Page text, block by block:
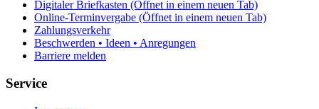
Digitaler Briefkasten (Öffnet in einem neuen Tab)
Online-Terminvergabe (Öffnet in einem neuen Tab)
Zahlungsverkehr
Beschwerden • Ideen • Anregungen
Barriere melden
Service